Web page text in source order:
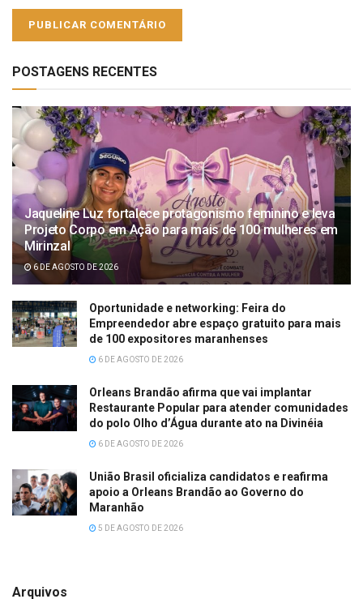
POSTAGENS RECENTES
Jaqueline Luz fortalece protagonismo feminino e leva
Projeto Corpo em Ação para mais de 100 mulheres em
Mirinzal
6 DE AGOSTO DE 2026
Oportunidade e networking: Feira do
Empreendedor abre espaço gratuito para mais
de 100 expositores maranhenses
6 DE AGOSTO DE 2026
Orleans Brandão afirma que vai implantar
Restaurante Popular para atender comunidades
do polo Olho d’Água durante ato na Divinéia
6 DE AGOSTO DE 2026
União Brasil oficializa candidatos e reafirma
apoio a Orleans Brandão ao Governo do
Maranhão
5 DE AGOSTO DE 2026
Arquivos